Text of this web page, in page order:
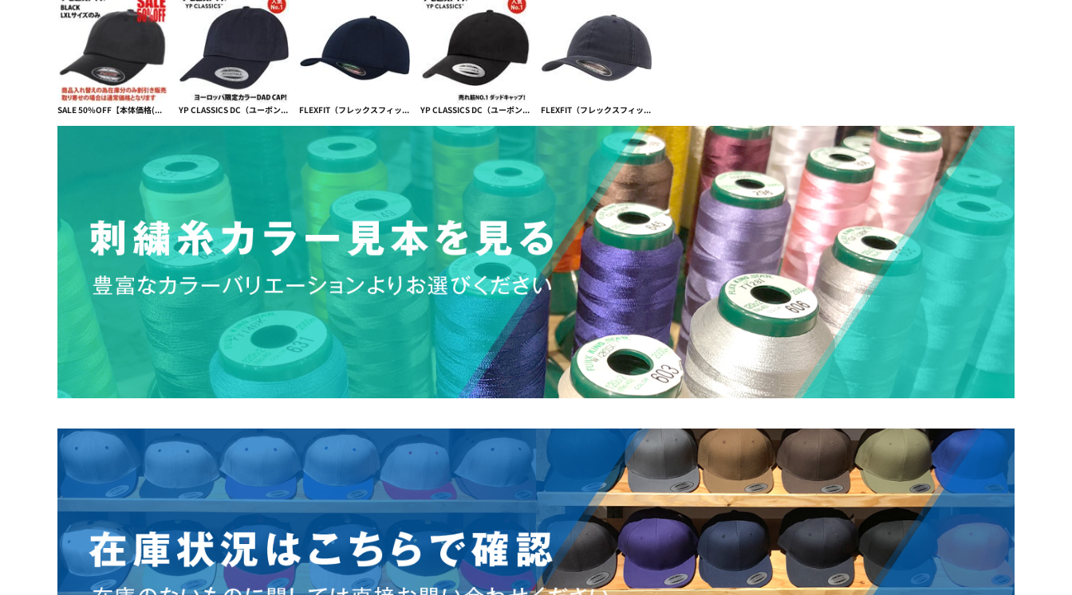
SALE 50%OFF【本体価格(税抜)￥3390→￥1695】FLEXFIT（フレックスフィット）COTTON TWILL DAD CAP 【本体価格(税抜)￥3,390】 YP CLASSICS DC（ユーポンダッドキャップ）EU限定カラー CLASSIC DAD CAP【本体価格(税抜)￥2,790】 FLEXFIT（フレックスフィット）ヨーロッパ限定 ダブルジャージー Double Jersey【本体価格(税抜)￥3,390】 YP CLASSICS DC（ユーポンダッドキャップ）CLASSIC DAD CAP【本体価格(税抜)￥2,790】 FLEXFIT（フレックスフィット） GARMENT WASHED COTTON CAP ガーメントウォッシュ【本体価格(税抜)￥3,390】